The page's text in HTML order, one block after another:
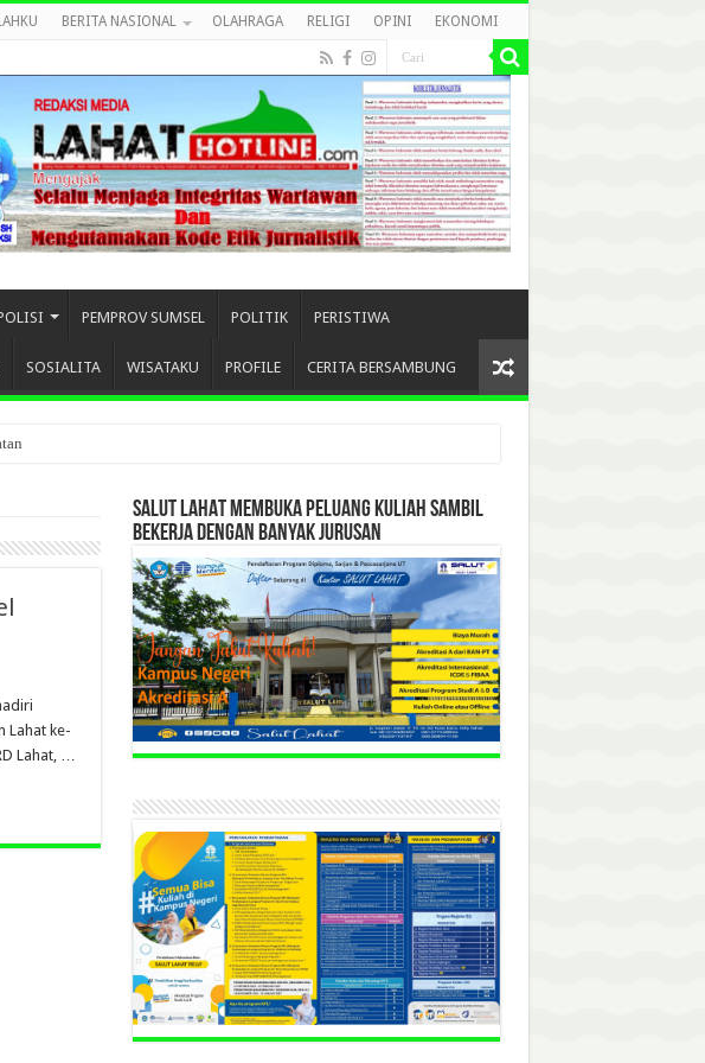
BERITA NASIONAL OLAHRAGA RELIGI OPINI EKONOMI
PEMPROV SUMSEL POLITIK PERISTIWA
SOSIALITA WISATAKU PROFILE CERITA BERSAMBUNG
Lahat ke-
Lahat, …
SALUT LAHAT MEMBUKA PELUANG KULIAH SAMBIL
BEKERJA DENGAN BANYAK JURUSAN